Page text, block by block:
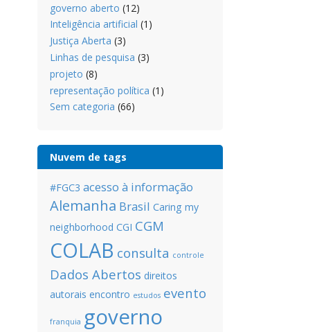
governo aberto (12)
Inteligência artificial (1)
Justiça Aberta (3)
Linhas de pesquisa (3)
projeto (8)
representação política (1)
Sem categoria (66)
Nuvem de tags
#FGC3 acesso à informação
Alemanha Brasil Caring my
neighborhood CGI CGM
COLAB consulta controle
Dados Abertos direitos
autorais encontro estudos evento
franquia governo